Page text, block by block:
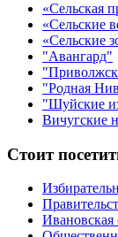
«Сельская
«Сельские
«Сельские
"Авангард"
"Родная
"Шуйские
Вичугские
Стоит
Ивановская